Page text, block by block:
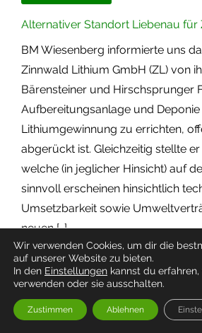
Alternativer Standort Liebenau für
BM Wiesenberg informierte uns
Zinnwald Lithium GmbH (ZL) von
Bärensteiner und Hirschsprunger
Aufbereitungsanlage und
Lithiumgewinnung zu errichten,
abgerückt ist. Gleichzeitig stellte
welche (in jeglicher Hinsicht) auf
sinnvoll erscheinen hinsichtlich
Umsetzbarkeit sowie
neuen […]
weiter lesen
Zinnwald Lithium GmbH
Nach der Bohrkampagne in
Wir verwenden Cookies, um dir die
auf unserer Website zu bieten.
In den Einstellungen kannst du
verwenden oder sie ausschalten.
Zustimmen Ablehnen